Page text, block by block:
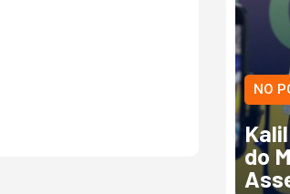
NO
do